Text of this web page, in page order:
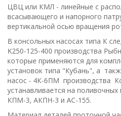
ЦВЦ или КМЛ - линейные с
всасывающего и напорного
вертикальной осью вращения
В консольных насосах типа К
K250-125-400 производства
которые применяются для
установок типа "Кубань", а
насос - 4К-6ПМ производства
устанавливается на
КПМ-3, АКПН-3 и АС-155.